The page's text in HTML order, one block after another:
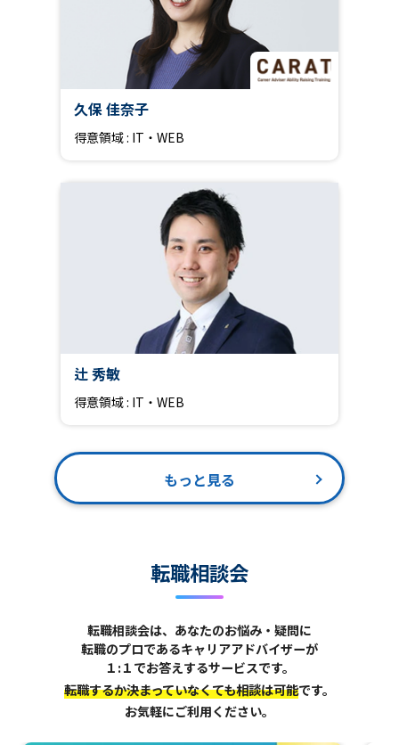
久保 佳奈子
得意領域 : IT・WEB
辻 秀敏
得意領域 : IT・WEB
もっと見る
転職相談会
転職相談会は、あなたのお悩み・疑問に
転職のプロであるキャリアアドバイザーが
１:１でお答えするサービスです。
転職するか決まっていなくても相談は可能です。
お気軽にご利用ください。